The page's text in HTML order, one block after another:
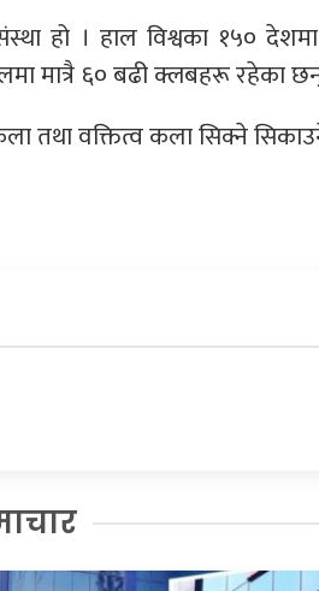
हो । हाल विश्वका १५०
मात्रै ६० बढी क्लबहरू रहेका
तथा वक्तित्व कला सिक्ने